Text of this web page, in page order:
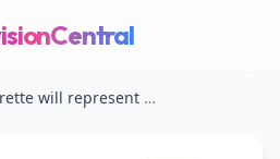
Alec Burette will represent France at Junior Eurovision 2026